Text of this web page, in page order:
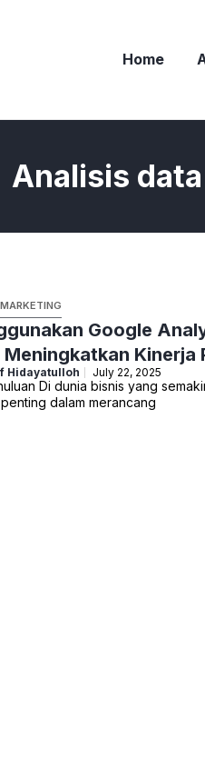
Home
Analisis
Google
Meningkatkan
Hidayatulloh July 22, 2025
Di dunia bisnis yang
dalam merancang